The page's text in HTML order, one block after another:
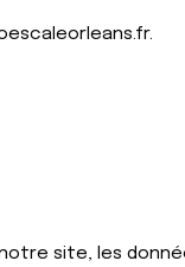
site, les